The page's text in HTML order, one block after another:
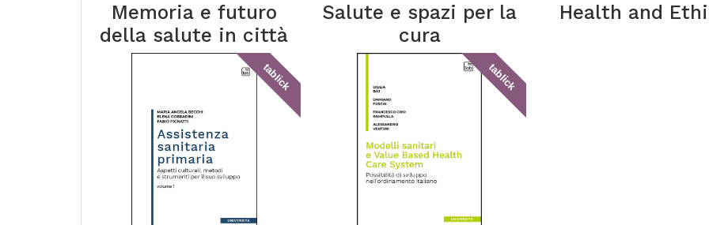
Memoria e futuro
della salute in città
Salute e spazi per la
cura
Health and
tablick tablick